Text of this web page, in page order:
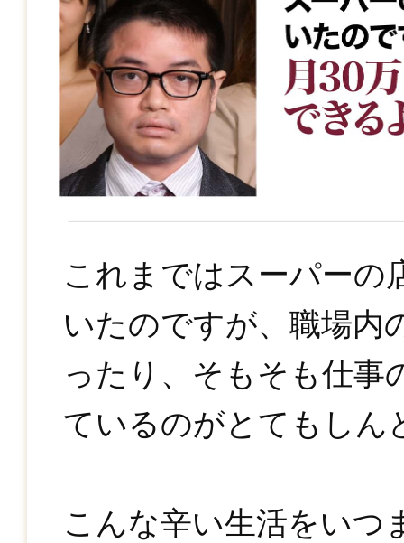
これまではスーパーの
いたのですが、職場内
ったり、そもそも仕事
ているのがとてもしん
こんな辛い生活をいつ